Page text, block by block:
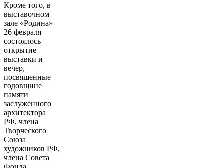
Кроме того, в
выставочном
зале «Родина»
26 февраля
состоялось
открытие
выставки и
вечер,
посвященные
годовщине
памяти
заслуженного
архитектора
РФ, члена
Творческого
Союза
художников РФ,
члена Совета
Фонда